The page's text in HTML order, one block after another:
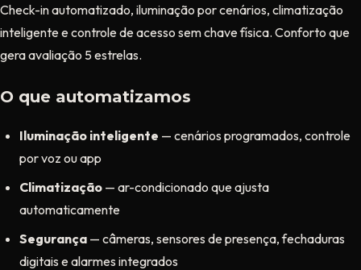
Check-in automatizado, iluminação por cenários, climatização
inteligente e controle de acesso sem chave física. Conforto que
gera avaliação 5 estrelas.
O que automatizamos
Iluminação inteligente — cenários programados, controle
por voz ou app
Climatização — ar-condicionado que ajusta
automaticamente
Segurança — câmeras, sensores de presença, fechaduras
digitais e alarmes integrados